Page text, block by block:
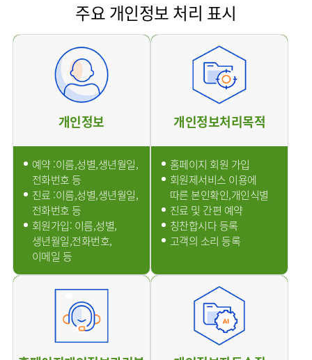
특수소화기클리닉
소화기암센터
인공신장센터
건강증진센터
인터벤션센터
재활운동치료센터
외상골절센터
지역응급의료기관
국제진료센터
간담췌센터
대장항문센터
중환자실
스마트케어병동
소아청소년과
정신건강의학과
비뇨의학과
치과
마취통증의학과
영상의학과
진단검사의학과
응급의학과
정보
전화번호
HSS
얼라이언스
외래진료
안내
주요 개인정보 처리 표시
개인정보
예약 :이름,성별,생년월일,
전화번호 등
진료 :이름,성별,생년월일,
전화번호 등
회원가입: 이름,성별,
생년월일,전화번호,
이메일 등
개인정보처리목적
홈페이지 회원 가입
회원제서비스 이용에
따른 본인확인,개인식별
진료 및 간편 예약
칭찬합시다 등록
고객의 소리 등록